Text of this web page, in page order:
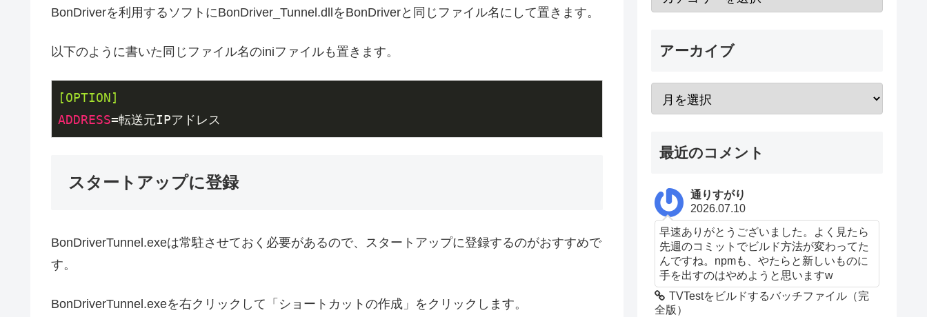
BonDriverを利用するソフトにBonDriver_Tunnel.dllをBonDriverと同じファイル名にして置きます。
以下のように書いた同じファイル名のiniファイルも置きます。
[OPTION]
ADDRESS=転送元IPアドレス
スタートアップに登録
BonDriverTunnel.exeは常駐させておく必要があるので、スタートアップに登録するのがおすすめで
す。
BonDriverTunnel.exeを右クリックして「ショートカットの作成」をクリックします。
アーカイブ
最近のコメント
通りすがり
2026.07.10
早速ありがとうございました。よく見たら
先週のコミットでビルド方法が変わってた
んですね。npmも、やたらと新しいものに
手を出すのはやめようと思いますw
TVTestをビルドするバッチファイル（完
全版）